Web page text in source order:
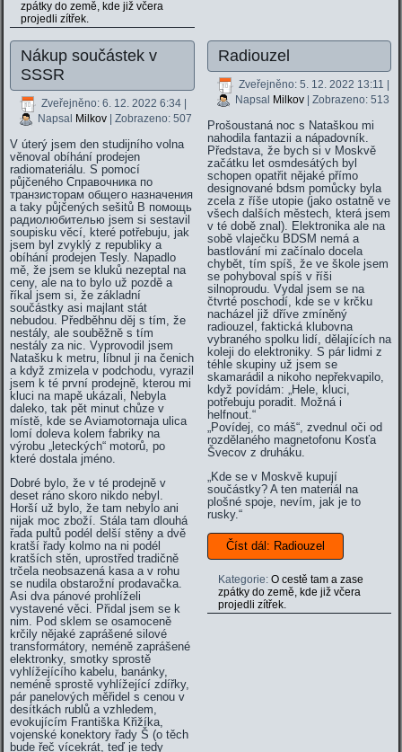
zpátky do země, kde již včera
projedli zítřek.
Nákup součástek v
SSSR
Zveřejněno: 6. 12. 2022 6:34
Napsal Milkov | Zobrazeno: 507
V úterý jsem den studijního volna
věnoval obíhání prodejen
radiomateriálu. S pomocí
půjčeného Справочника по
транзисторам общего назначения
a taky půjčených sešitů В помощь
радиолюбительюjsem si sestavil
soupisku věcí, které potřebuju, jak
jsem byl zvyklý z republiky a
obíhání prodejen Tesly. Napadlo
mě, že jsem se kluků nezeptal na
ceny, ale na to bylo už pozdě a
říkal jsem si, že základní
součástky asi majlant stát
nebudou. Předběhnu děj s tím, že
nestály, ale souběžně s tím
nestály za nic. Vyprovodil jsem
Natašku k metru, líbnul ji na čenich
a když zmizela v podchodu, vyrazil
jsem k té první prodejně, kterou mi
kluci na mapě ukázali, Nebyla
daleko, tak pět minut chůze v
místě, kde se Aviamotornaja ulica
lomí doleva kolem fabriky na
výrobu „leteckých“ motorů, po
které dostala jméno.
Dobré bylo, že v té prodejně v
deset ráno skoro nikdo nebyl.
Horší už bylo, že tam nebylo ani
nijak moc zboží. Stála tam dlouhá
řada pultů podél delší stěny a dvě
kratší řady kolmo na ni podél
kratších stěn, uprostřed tradičně
trčela neobsazená kasa a v rohu
se nudila obstarožní prodavačka.
Asi dva pánové prohlíželi
vystavené věci. Přidal jsem se k
nim. Pod sklem se osamoceně
krčily nějaké zaprášené silové
transformátory, neméně zaprášené
elektronky, smotky sprostě
vyhlížejícího kabelu, banánky,
neméně sprostě vyhlížející zdířky,
pár panelových měřidel s cenou v
desítkách rublů a vzhledem,
evokujícím Františka Křižíka,
vojenské konektory řady Š (o těch
bude řeč vícekrát, teď je tedy
Radiouzel
Zveřejněno: 5. 12. 2022 13:11
Napsal Milkov| Zobrazeno: 513
Prošoustaná noc s Nataškou mi
nahodila fantazii a nápadovník.
Představa, že bych si v Moskvě
začátku let osmdesátých byl
schopen opatřit nějaké přímo
designované bdsm pomůcky byla
zcela z říše utopie (jako ostatně ve
všech dalších městech, která jsem
v té době znal). Elektronika ale na
sobě vlaječku BDSM nemá a
bastlování mi začínalo docela
chybět, tím spíš, že ve škole jsem
se pohyboval spíš v říši
silnoproudu. Vydal jsem se na
čtvrté poschodí, kde se v krčku
nacházel již dříve zmíněný
radiouzel, faktická klubovna
vybraného spolku lidí, dělajících na
koleji do elektroniky. S pár lidmi z
téhle skupiny už jsem se
skamarádil a nikoho nepřekvapilo,
když povídám: „Hele, kluci,
potřebuju poradit. Možná i
helfnout.“
„Povídej, co máš“, zvednul oči od
rozdělaného magnetofonu Kosťa
Švecov z druháku.
„Kde se v Moskvě kupují
součástky? A ten materiál na
plošné spoje, nevím, jak je to
rusky.“
Číst dál: Radiouzel
Kategorie: O cestě tam a zase
zpátky do země, kde již včera
projedli zítřek.